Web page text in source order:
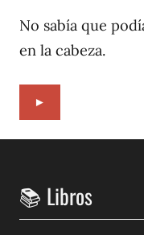
No sabía que
en la cabeza.
►